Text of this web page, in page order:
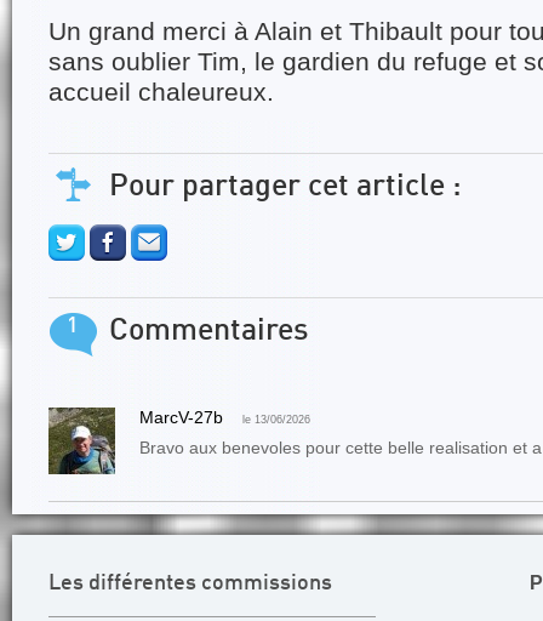
Un grand merci à Alain et Thibault pour
sans oublier Tim, le gardien du refuge et
accueil chaleureux.
Pour partager cet article :
1 Commentaires
MarcV-27b le 13/06/2026
Bravo aux benevoles pour cette belle realisation et
Les différentes commissions